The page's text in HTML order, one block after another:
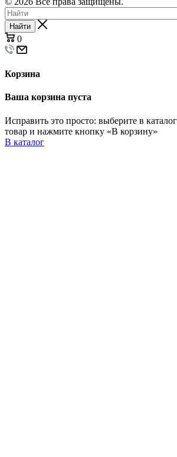
Найти
0
Корзина
Ваша корзина пуста
Исправить это просто: выберите в
товар и нажмите кнопку «В корзину»
В каталог